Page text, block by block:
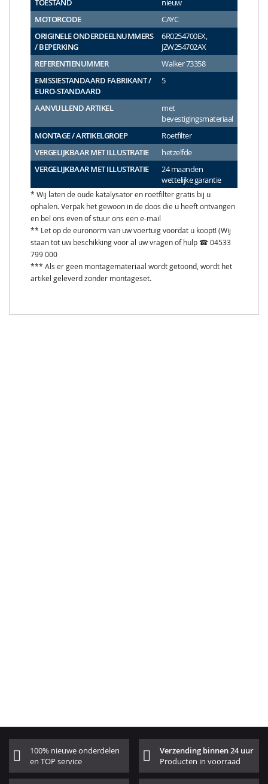
TOESTAND
nieuw
MOTORCODE
CAYC
ORIGINELE ONDERDEELNUMMERS
/ BEPERKING
6R0254700EX,
JZW254702AX
REFERENTIENUMMER
Walker 73358
EMISSIESTANDAARD FABRIKANT /
EURO-STANDAARD
5
AANVULLEND ARTIKEL
met
bevestigingsmateriaal
MONTAGE / ARTIKELGROEP
Roetfilter
VERGELIJKBAAR MET ILLUSTRATIE
hetzelfde
VERGELIJKBAAR MET ILLUSTRATIE
24 maanden
wettelijke garantie
* Wij laten de oude katalysator en roetfilter gratis bij u
ophalen. Verpak het gewoon in de doos die u heeft ontvangen
en bel ons even of stuur ons een e-mail
** Let op de euronorm van uw voertuig voordat u koopt! (Wij
staan tot uw beschikking voor al uw vragen of hulp ☎ 04533
799 000
*** Als er geen montagemateriaal wordt getoond, wordt het
artikel geleverd zonder montageset.
100% nieuwe onderdelen
en TOP service
Verzending binnen 24 uur
Producten in voorraad